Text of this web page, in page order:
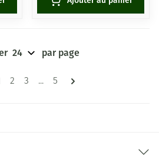
Pages
lisez actuellement la page
Page
2 Page
3 ... Page
5
par page